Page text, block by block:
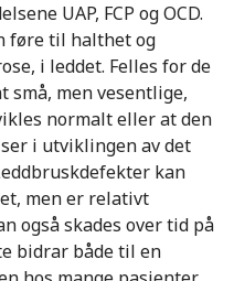
UAP, FCP og OCD.
føre til halthet og
i leddet. Felles for de
men vesentlige,
normalt eller at den
i utviklingen av det
kan
men er relativt
også skades over tid på
bidrar både til en